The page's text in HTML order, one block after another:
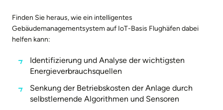
Finden Sie heraus, wie ein intelligentes
Gebäudemanagementsystem auf IoT-Basis Flughäfen dabei
helfen kann:
Identifizierung und Analyse der wichtigsten
Energieverbrauchsquellen
Senkung der Betriebskosten der Anlage durch
selbstlernende Algorithmen und Sensoren